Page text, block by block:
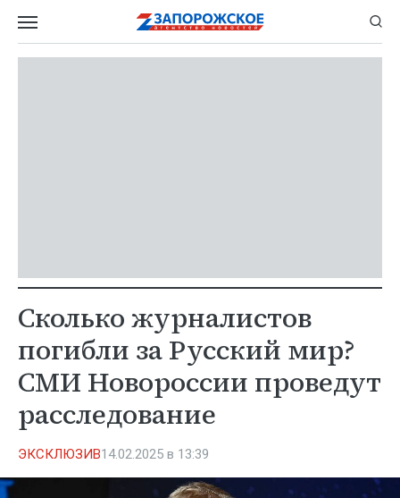
Сколько журналистов
погибли за Русский мир?
СМИ Новороссии проведут
расследование
ЭКСКЛЮЗИВ14.02.2025 в 13:39